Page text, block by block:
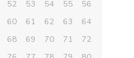
52 53 54 55
56
60 61 62 63
64
68 69 70 71
72